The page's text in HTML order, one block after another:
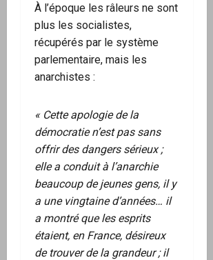
À l’époque les râleurs ne sont
plus les socialistes,
récupérés par le système
parlementaire, mais les
anarchistes :
« Cette apologie de la
démocratie n’est pas sans
offrir des dangers sérieux ;
elle a conduit à l’anarchie
beaucoup de jeunes gens, il y
a une vingtaine d’années… il
a montré que les esprits
étaient, en France, désireux
de trouver de la grandeur ; il